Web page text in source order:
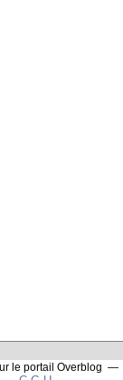
le portail Overblog